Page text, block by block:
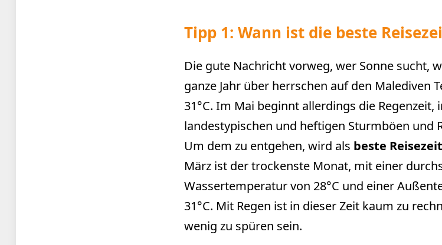
Tipp 1: Wann ist die beste
Die gute Nachricht vorweg, wer Sonne sucht,
ganze Jahr über herrschen auf den Malediven
31°C. Im Mai beginnt allerdings die Regenzeit,
landestypischen und heftigen Sturmböen und
Um dem zu entgehen, wird als beste
März ist der trockenste Monat, mit einer
Wassertemperatur von 28°C und einer
31°C. Mit Regen ist in dieser Zeit kaum zu
wenig zu spüren sein.